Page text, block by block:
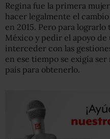
Regina fue la primera
hacer legalmente el
en 2015. Pero para
México y pedir el apoyo
interceder con las
en ese tiempo se exigía
país para obtenerlo.